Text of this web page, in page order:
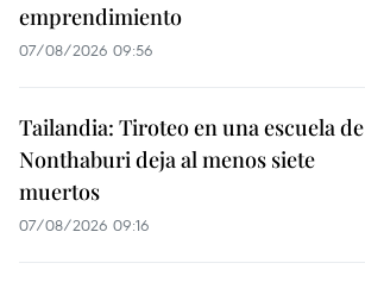
emprendimiento
07/08/2026 09:56
Tailandia: Tiroteo en una escuela de
Nonthaburi deja al menos siete
muertos
07/08/2026 09:16